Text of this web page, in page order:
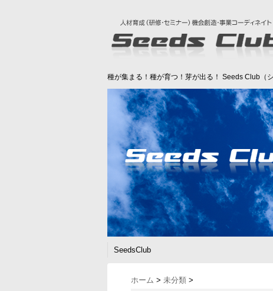
種が集まる！種が育つ！芽が出る！ Seeds Club（シ
SeedsClub
ホーム > 未分類 >